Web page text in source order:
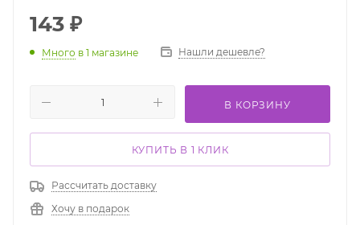
143 ₽
Много в 1 магазине Нашли дешевле?
В КОРЗИНУ
КУПИТЬ В 1 КЛИК
Рассчитать доставку
Хочу в подарок